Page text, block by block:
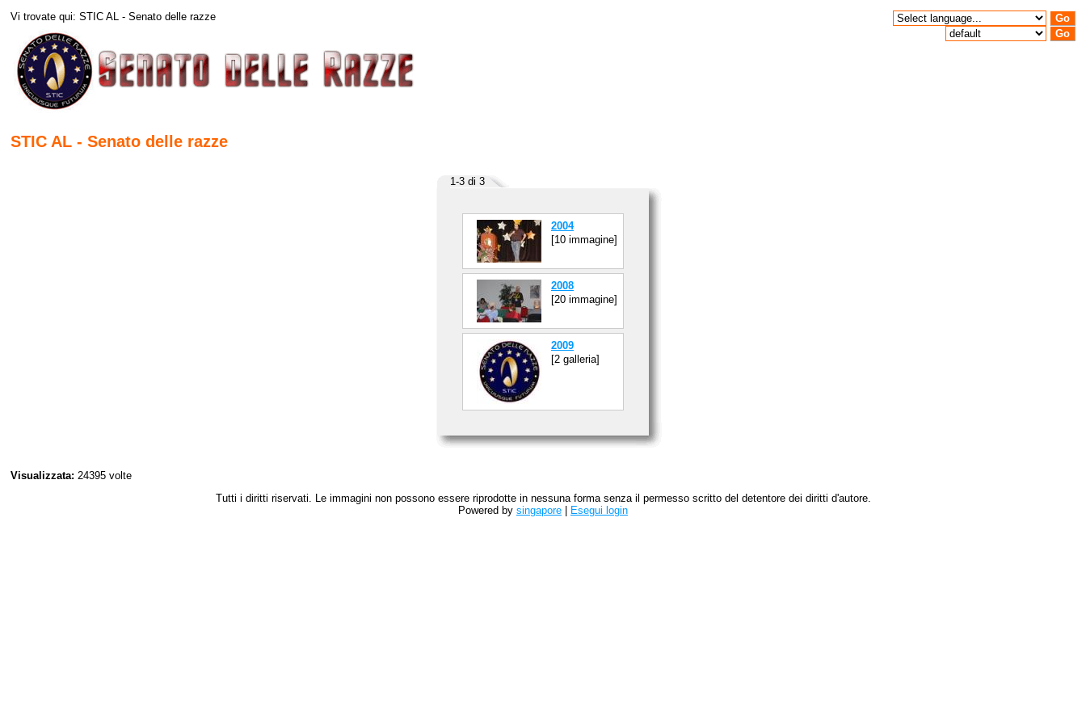
Vi trovate qui: STIC AL - Senato delle razze
STIC AL - Senato delle razze
1-3 di 3
2004
[10 immagine]
2008
[20 immagine]
2009
[2 galleria]
Visualizzata: 24395 volte
Tutti i diritti riservati. Le immagini non possono essere riprodotte in nessuna forma senza il permesso scritto del detentore dei diritti d'autore.
Powered by singapore Esegui login